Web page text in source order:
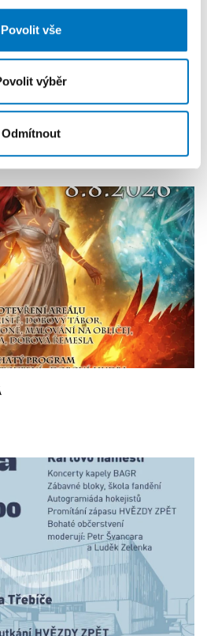
že používáte jejich služby.
Povolit vše
výběr
Odmítnout